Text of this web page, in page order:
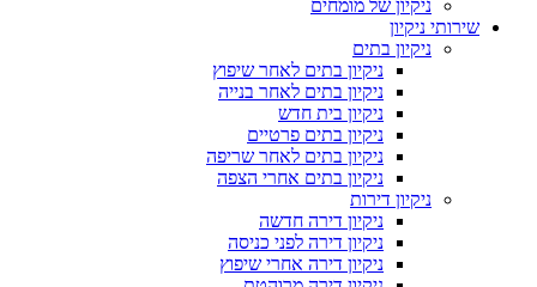
ניקיון של מומחים
שירותי ניקיון
ניקיון בתים
ניקיון בתים לאחר שיפוץ
ניקיון בתים לאחר בנייה
ניקיון בית חדש
ניקיון בתים פרטיים
ניקיון בתים לאחר שריפה
ניקיון בתים אחרי הצפה
ניקיון דירות
ניקיון דירה חדשה
ניקיון דירה לפני כניסה
ניקיון דירה אחרי שיפוץ